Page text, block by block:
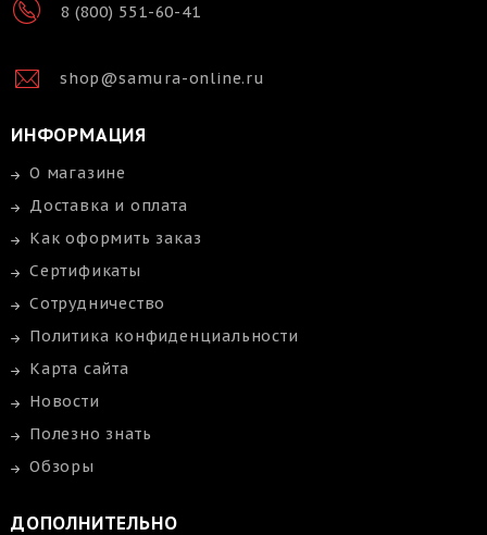
8 (800) 551-60-41
shop@samura-online.ru
ИНФОРМАЦИЯ
О магазине
Доставка и оплата
Как оформить заказ
Сертификаты
Сотрудничество
Политика конфиденциальности
Карта сайта
Новости
Полезно знать
Обзоры
ДОПОЛНИТЕЛЬНО